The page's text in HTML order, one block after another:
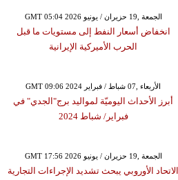
GMT 05:04 2026 الجمعة ,19 حزيران / يونيو
انخفاض أسعار النفط إلى مستويات ما قبل
الحرب الأميركية الإيرانية
GMT 09:06 2024 الأربعاء ,07 شباط / فبراير
أبرز الأحداث اليوميّة لمواليد برج"الجدي" في
فبراير/ شباط 2024
GMT 17:56 2026 الجمعة ,19 حزيران / يونيو
الاتحاد الأوروبي يبحث تشديد الإجراءات التجارية